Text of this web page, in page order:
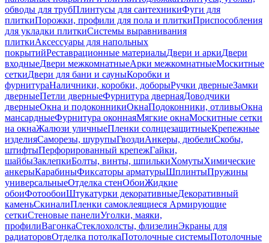
обводы для трубПлинтусы для сантехникиФуги для
плиткиПорожки, профили для пола и плиткиПриспособления
для укладки плиткиСистемы выравнивания
плиткиАксессуары для напольных
покрытийРеставрационные материалыДвери и аркиДвери
входныеДвери межкомнатныеАрки межкомнатныеМоскитные
сеткиДвери для бани и сауныКоробки и
фурнитураНаличники, коробки, доборыРучки дверныеЗамки
дверныеПетли дверныеФурнитура двернаяДоводчики
дверныеОкна и подоконникиОкнаПодоконники, отливыОкна
мансардныеФурнитура оконнаяМягкие окнаМоскитные сетки
на окнаЖалюзи уличныеПленки солнцезащитныеКрепежные
изделияСаморезы, шурупыГвоздиАнкеры, дюбелиСкобы,
штифтыПерфорированный крепежГайки,
шайбыЗаклепкиБолты, винты, шпилькиХомутыХимические
анкерыКарабиныФиксаторы арматурыШплинтыПружины
универсальныеОтделка стенОбоиЖидкие
обоиФотообоиШтукатурки декоративныеДекоративный
каменьСкиналиПленки самоклеящиеся Армирующие
сеткиСтеновые панелиУголки, маяки,
профилиВагонкаСтеклохолсты, флизелинЭкраны для
радиаторовОтделка потолкаПотолочные системыПотолочные